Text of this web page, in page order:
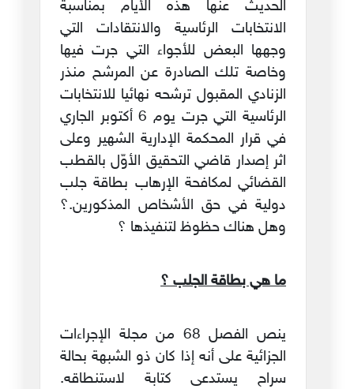
الحديث عنها هذه الأيام بمناسبة
الانتخابات الرئاسية والانتقادات التي
وجهها البعض للأجواء التي جرت فيها
وخاصة تلك الصادرة عن المرشح منذر
الزنادي المقبول ترشحه نهائيا للانتخابات
الرئاسية التي جرت يوم 6 أكتوبر الجاري
في قرار المحكمة الإدارية الشهير وعلى
اثر إصدار قاضي التحقيق الأوّل بالقطب
القضائي لمكافحة الإرهاب بطاقة جلب
دولية في حق الأشخاص المذكورين.؟
وهل هناك حظوظ لتنفيذها ؟
ما هي بطاقة الجلب ؟
ينص الفصل 68 من مجلة الإجراءات
الجزائية على أنه إذا كان ذو الشبهة بحالة
سراح يستدعى كتابة لاستنطاقه.